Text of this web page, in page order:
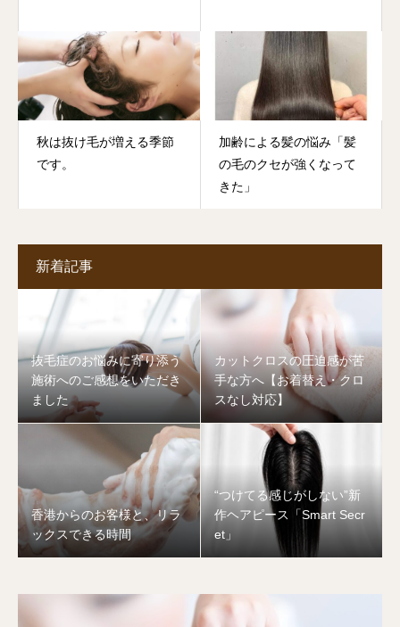
秋は抜け毛が増える季節
です。
加齢による髪の悩み「髪
の毛のクセが強くなって
きた」
新着記事
抜毛症のお悩みに寄り添う
施術へのご感想をいただき
ました
カットクロスの圧迫感が苦
手な方へ【お着替え・クロ
スなし対応】
香港からのお客様と、リラ
ックスできる時間
“つけてる感じがしない”新
作ヘアピース「Smart Secr
et」